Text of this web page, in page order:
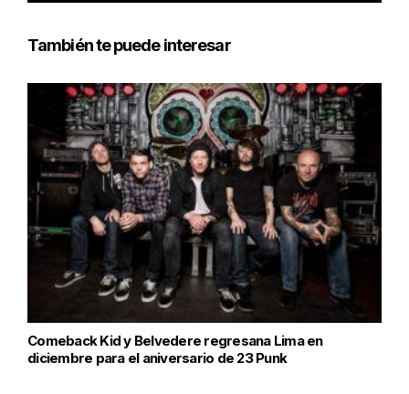
También te puede interesar
Comeback Kid y Belvedere regresana Lima en
diciembre para el aniversario de 23 Punk